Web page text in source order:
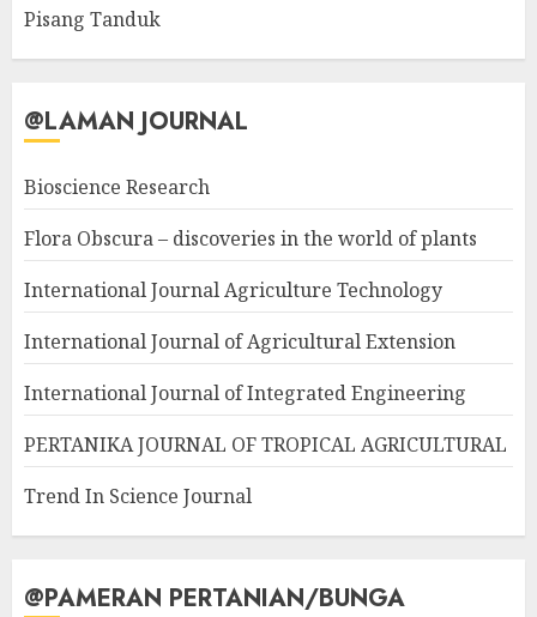
Pisang Tanduk
@LAMAN JOURNAL
Bioscience Research
Flora Obscura – discoveries in the world of plants
International Journal Agriculture Technology
International Journal of Agricultural Extension
International Journal of Integrated Engineering
PERTANIKA JOURNAL OF TROPICAL AGRICULTURAL
Trend In Science Journal
@PAMERAN PERTANIAN/BUNGA